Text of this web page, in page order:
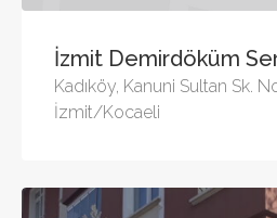
İzmit Demirdöküm
Kadıköy, Kanuni Sultan Sk.
İzmit/Kocaeli